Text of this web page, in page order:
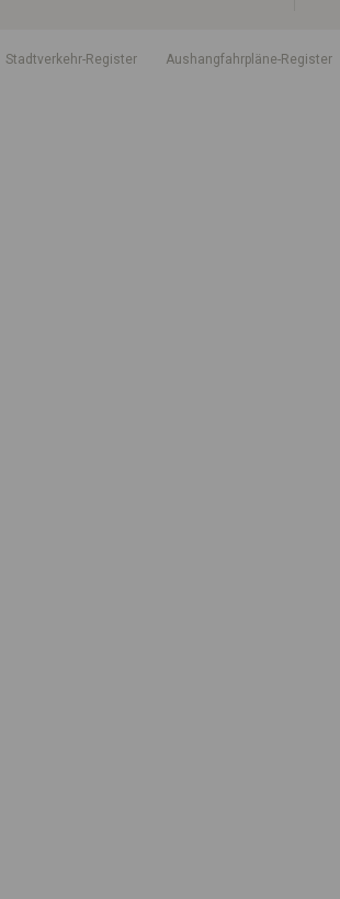
Stadtverkehr-Register Aushangfahrpläne-Register